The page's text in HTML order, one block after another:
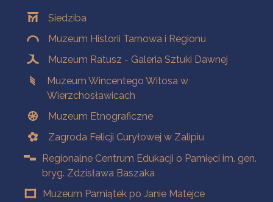
Siedziba
Muzeum Historii Tarnowa i Regionu
Muzeum Ratusz - Galeria Sztuki Dawnej
Muzeum Wincentego Witosa w
Wierzchosławicach
Muzeum Etnograficzne
Zagroda Felicji Curyłowej w Zalipiu
Regionalne Centrum Edukacji o Pamięci im. gen.
bryg. Zdzisława Baszaka
Muzeum Pamiątek po Janie Matejce